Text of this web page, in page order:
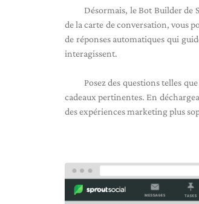
Désormais, le Bot Builder de
de la carte de conversation, vous
de réponses automatiques qui
interagissent.
Posez des questions telles
cadeaux pertinentes. En
des expériences marketing plus